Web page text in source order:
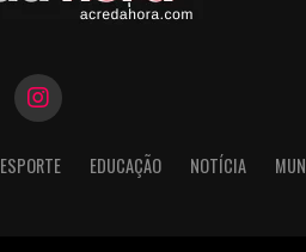
ESPORTE EDUCAÇÃO NOTÍCIA